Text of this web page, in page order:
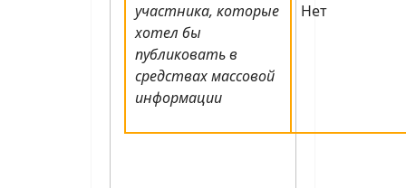
участника, которые
хотел бы
публиковать в
средствах массовой
информации
Нет